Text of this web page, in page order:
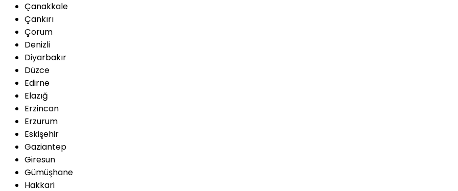
Çanakkale
Çankırı
Çorum
Denizli
Diyarbakır
Düzce
Edirne
Elazığ
Erzincan
Erzurum
Eskişehir
Gaziantep
Giresun
Gümüşhane
Hakkari